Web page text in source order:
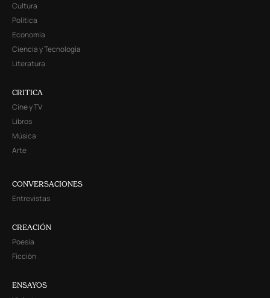
Cultura
Política
Economía
Ciencia y Tecnología
Literatura
CRITICA
Cine y TV
Libros
Música
Arte
CONVERSACIONES
Entrevistas
CREACIÓN
Poesía
Ficción
ENSAYOS